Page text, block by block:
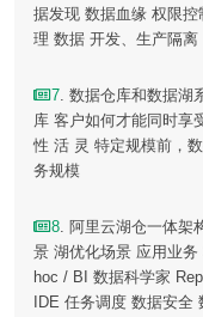
据发现 数据血缘 权限
理 数据 开发、生产隔离
7. 数据仓库和数据湖
库 客户如何才能同时享
性 活 灵 特定规模前，
务规模
8. 阿里云湖仓一体架
景 湖优化场景 应用业
hoc / BI 数据科学家
IDE 任务调度 数据安